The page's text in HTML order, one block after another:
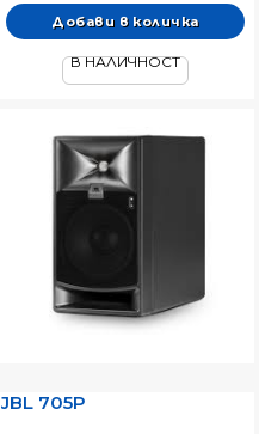
В НАЛИЧНОСТ
JBL 705P